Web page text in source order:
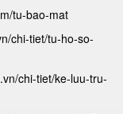
tu-bao-mat
chi-tiet/tu-ho-so-
chi-tiet/ke-luu-tru-